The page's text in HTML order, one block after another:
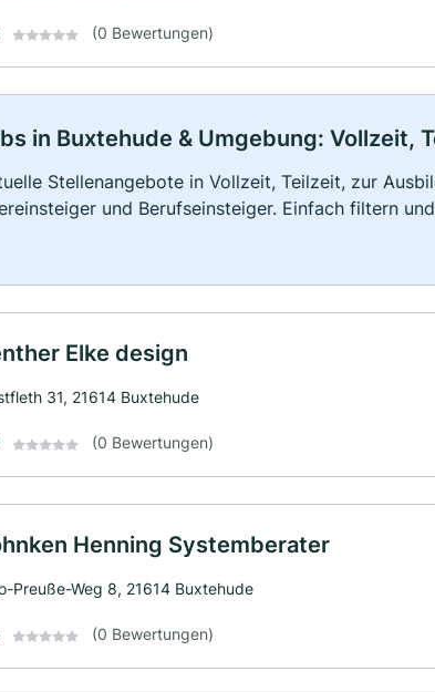
(0 Bewertungen)
in Buxtehude & Umgebung: Vollzeit,
Stellenangebote in Vollzeit, Teilzeit, zur
und Berufseinsteiger. Einfach filtern
Elke design
31, 21614 Buxtehude
(0 Bewertungen)
Henning Systemberater
Preuße-Weg 8, 21614 Buxtehude
(0 Bewertungen)